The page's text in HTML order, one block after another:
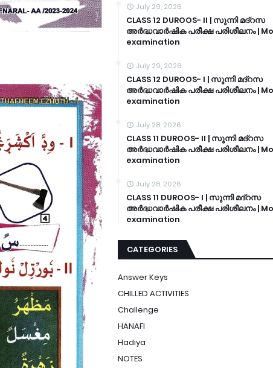
July 29, 2026
CLASS 12 DUROOS- II | സുന്നി മദ്റസ
അർദ്ധവാർഷിക പരീക്ഷ പരിശീലനം |
examination
July 29, 2026
CLASS 12 DUROOS- I | സുന്നി മദ്റസ
അർദ്ധവാർഷിക പരീക്ഷ പരിശീലനം |
examination
July 28, 2026
CLASS 11 DUROOS- II | സുന്നി മദ്റസ
അർദ്ധവാർഷിക പരീക്ഷ പരിശീലനം |
examination
July 28, 2026
CLASS 11 DUROOS- I | സുന്നി മദ്റസ
അർദ്ധവാർഷിക പരീക്ഷ പരിശീലനം |
examination
CATEGORIES
Answer Keys
CHILLED ACTIVITIES
Challenge
HANAFI
Hadiya
NOTES